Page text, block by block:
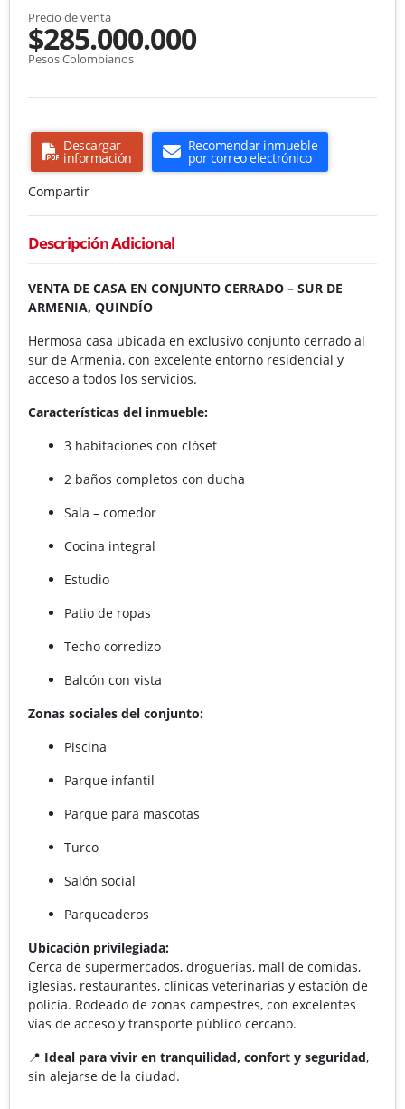
Precio de venta
$285.000.000
Pesos Colombianos
Descargar
información
Recomendar inmueble
por correo electrónico
Compartir
Descripción Adicional
VENTA DE CASA EN CONJUNTO CERRADO – SUR DE
ARMENIA, QUINDÍO
Hermosa casa ubicada en exclusivo conjunto cerrado al
sur de Armenia, con excelente entorno residencial y
acceso a todos los servicios.
Características del inmueble:
3 habitaciones con clóset
2 baños completos con ducha
Sala – comedor
Cocina integral
Estudio
Patio de ropas
Techo corredizo
Balcón con vista
Zonas sociales del conjunto:
Piscina
Parque infantil
Parque para mascotas
Turco
Salón social
Parqueaderos
Ubicación privilegiada:
Cerca de supermercados, droguerías, mall de comidas,
iglesias, restaurantes, clínicas veterinarias y estación de
policía. Rodeado de zonas campestres, con excelentes
vías de acceso y transporte público cercano.
📍 Ideal para vivir en tranquilidad, confort y seguridad,
sin alejarse de la ciudad.